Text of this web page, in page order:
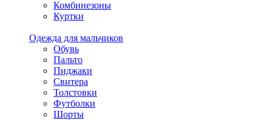
Комбинезоны
Куртки
Одежда для мальчиков
Обувь
Пальто
Пиджаки
Свитера
Толстовки
Футболки
Шорты